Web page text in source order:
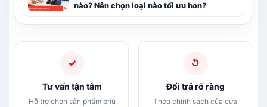
nào? Nên chọn loại nào tối ưu hơn?
✓
Tư vấn tận tâm
Hỗ trợ chọn sản phẩm phù
↺
Đổi trả rõ ràng
Theo chính sách của cửa